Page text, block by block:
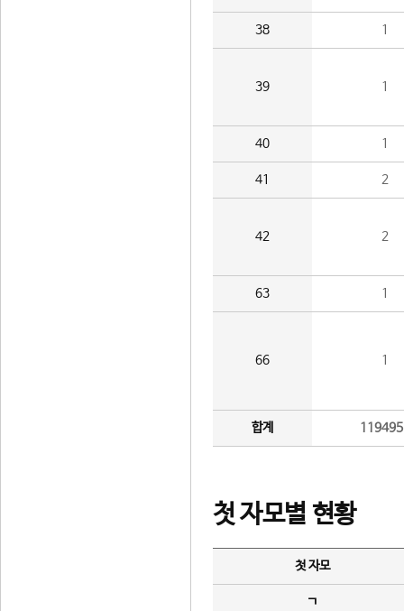
38 1
39 1
40 1
41 2
42 2
63 1
66 1
합계
첫 자모별 현황
첫 자모
ㄱ